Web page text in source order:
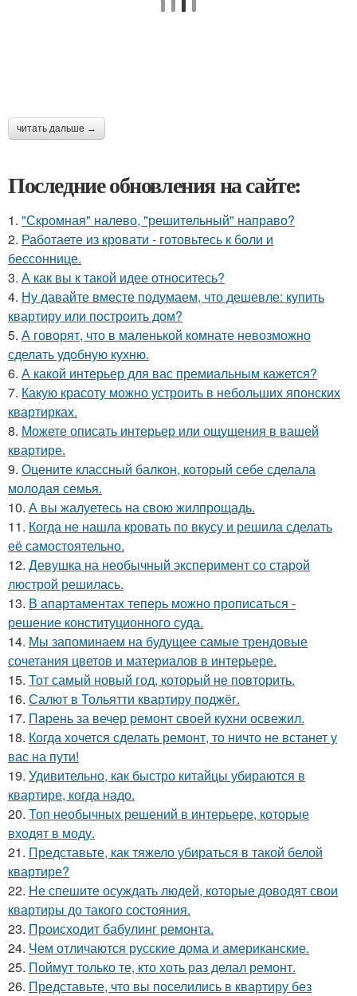
читать дальше →
Последние обновления на сайте:
1. "Скромная" налево, "решительный" направо?
2. Работаете из кровати - готовьтесь к боли и
бессоннице.
3. А как вы к такой идее относитесь?
4. Ну давайте вместе подумаем, что дешевле: купить
квартиру или построить дом?
5. А говорят, что в маленькой комнате невозможно
сделать удобную кухню.
6. А какой интерьер для вас премиальным кажется?
7. Какую красоту можно устроить в небольших японских
квартирках.
8. Можете описать интерьер или ощущения в вашей
квартире.
9. Оцените классный балкон, который себе сделала
молодая семья.
10. А вы жалуетесь на свою жилпрощадь.
11. Когда не нашла кровать по вкусу и решила сделать
её самостоятельно.
12. Девушка на необычный эксперимент со старой
люстрой решилась.
13. В апартаментах теперь можно прописаться -
решение конституционного суда.
14. Мы запоминаем на будущее самые трендовые
сочетания цветов и материалов в интерьере.
15. Тот самый новый год, который не повторить.
16. Салют в Тольятти квартиру поджёг.
17. Парень за вечер ремонт своей кухни освежил.
18. Когда хочется сделать ремонт, то ничто не встанет у
вас на пути!
19. Удивительно, как быстро китайцы убираются в
квартире, когда надо.
20. Топ необычных решений в интерьере, которые
входят в моду.
21. Представьте, как тяжело убираться в такой белой
квартире?
22. Не спешите осуждать людей, которые доводят свои
квартиры до такого состояния.
23. Происходит бабулинг ремонта.
24. Чем отличаются русские дома и американские.
25. Поймут только те, кто хоть раз делал ремонт.
26. Представьте, что вы поселились в квартиру без